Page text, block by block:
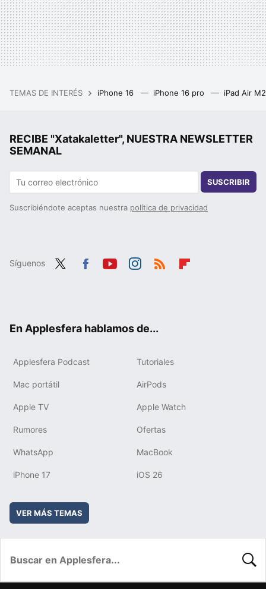
TEMAS DE INTERÉS iPhone 16 iPhone 16 pro iPad Air
RECIBE "Xatakaletter", NUESTRA NEWSLETTER
SEMANAL
SUSCRIBIR
Suscribiéndote aceptas nuestra política de privacidad
Síguenos
En Applesfera hablamos de...
Applesfera Podcast Tutoriales
Mac portátil AirPods
Apple TV Apple Watch
Rumores Ofertas
WhatsApp MacBook
iPhone 17 iOS 26
VER MÁS TEMAS